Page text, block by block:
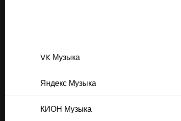
VK Музыка
Яндекс Музыка
КИОН Музыка